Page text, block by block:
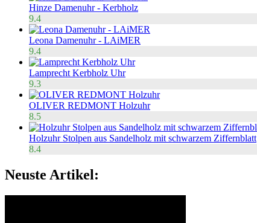
Hinze Damenuhr - Kerbholz
9.4
Leona Damenuhr - LAiMER
9.4
Lamprecht Kerbholz Uhr
9.3
OLIVER REDMONT Holzuhr
8.5
Holzuhr Stolpen aus Sandelholz mit schwarzem Ziffernblatt
8.4
Neuste Artikel: